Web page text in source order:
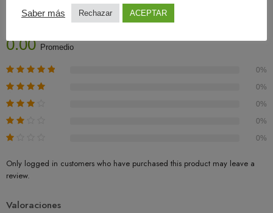
Basado En 0 Valoraciones
0.00Promedio
0%
0%
0%
0%
0%
Only logged in customers who have purchased this product may leave a
review.
Valoraciones
Saber más Rechazar ACEPTAR